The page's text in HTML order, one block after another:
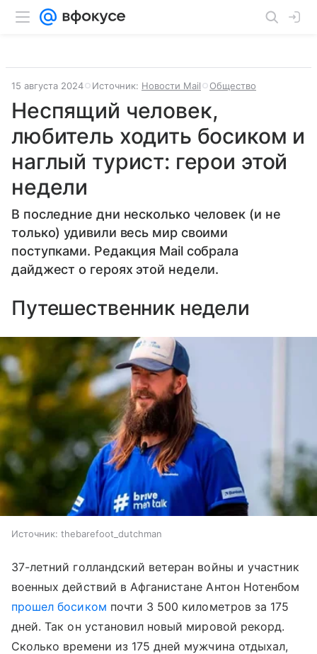
15 августа 2024 Источник: Новости Mail Общество
Неспящий человек,
любитель ходить босиком и
наглый турист: герои этой
недели
В последние дни несколько человек (и не
только) удивили весь мир своими
поступками. Редакция Mail собрала
дайджест о героях этой недели.
Путешественник недели
Источник: thebarefoot_dutchman
37-летний голландский ветеран войны и участник
военных действий в Афганистане Антон Нотенбом
прошел босиком почти 3 500 километров за 175
дней. Так он установил новый мировой рекорд.
Сколько времени из 175 дней мужчина отдыхал,